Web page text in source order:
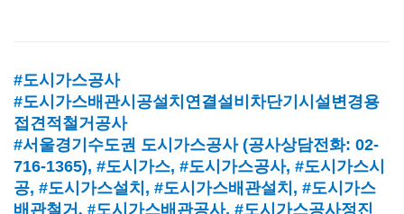
#도시가스공사
#도시가스배관시공설치연결설비차단기시설변경용
접견적철거공사
#서울경기수도권 도시가스공사 (공사상담전화: 02-
716-1365), #도시가스, #도시가스공사, #도시가스시
공, #도시가스설치 , #도시가스배관설치 , #도시가스
배관철거, #도시가스배관공사, #도시가스공사정진